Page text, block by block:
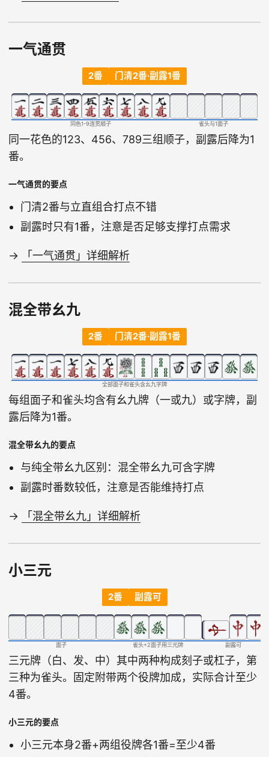
一气通贯
2番 门清2番·副露1番
同色1-9连贯顺子 雀头与1面子
同一花色的123、456、789三组顺子，副露后降为1
番。
一气通贯的要点
门清2番与立直组合打点不错
副露时只有1番，注意是否足够支撑打点需求
→ 「一气通贯」详细解析
混全带幺九
2番 门清2番·副露1番
全部面子和雀头含幺九字牌
每组面子和雀头均含有幺九牌（一或九）或字牌，副
露后降为1番。
混全带幺九的要点
与纯全带幺九区别：混全带幺九可含字牌
副露时番数较低，注意是否能维持打点
→ 「混全带幺九」详细解析
小三元
2番 副露可
面子 雀头+2面子用三元牌 副露可
三元牌（白、发、中）其中两种构成刻子或杠子，第
三种为雀头。固定附带两个役牌加成，实际合计至少
4番。
小三元的要点
小三元本身2番+两组役牌各1番=至少4番